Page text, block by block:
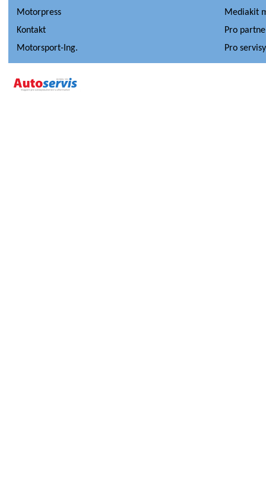
Motorpress
Mediakit
Kontakt
Pro
Motorsport-Ing.
Pro servisy